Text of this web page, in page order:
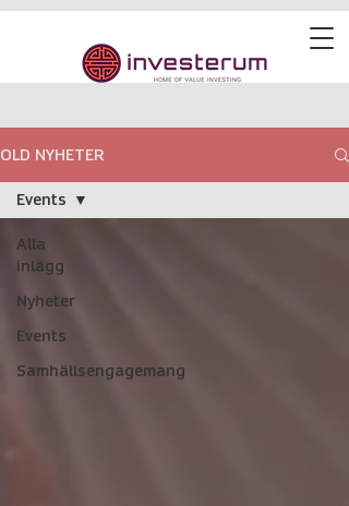
OLD NYHETER
Alla
inlägg
Nyheter
Events
Samhällsengagemang
Events